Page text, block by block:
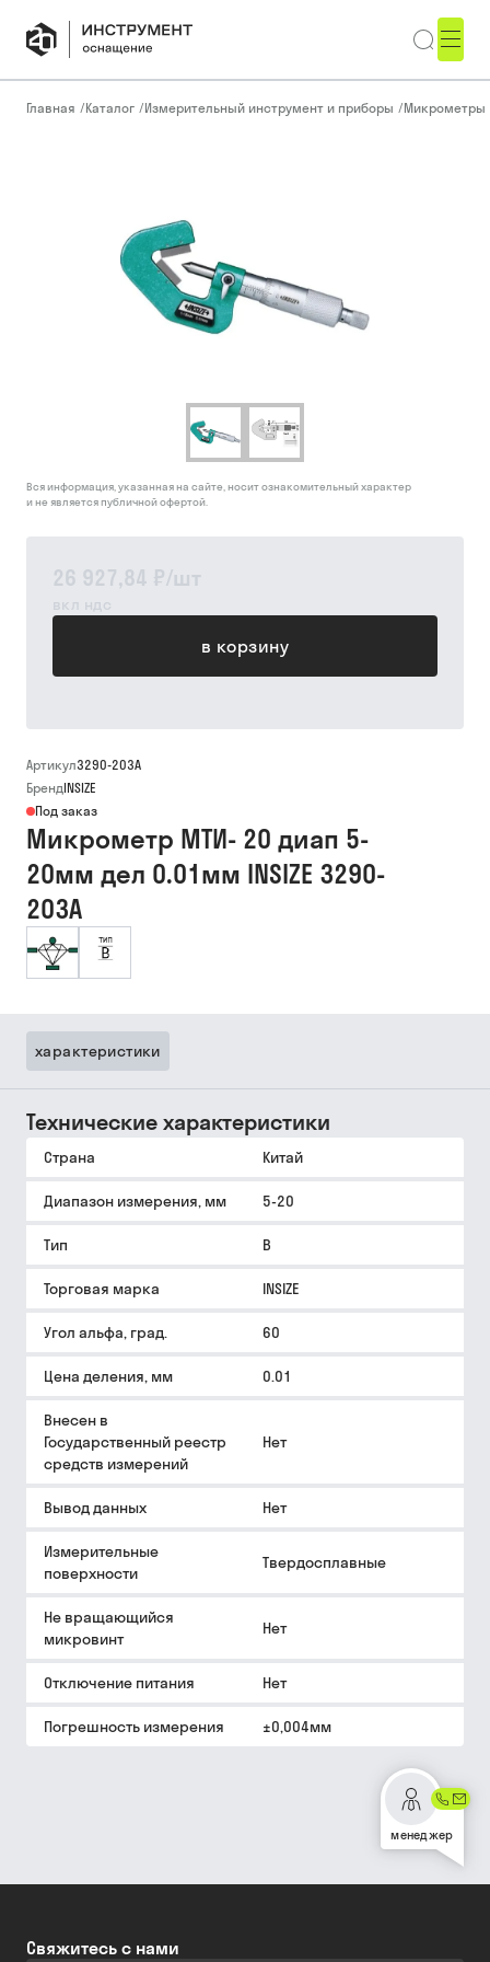
Главная /Каталог /Измерительный инструмент и приборы /Микрометры
26 927,84 ₽/шт
вкл ндс
в корзину
Вся информация, указанная на сайте, носит ознакомительный характер
и не является публичной офертой.
Артикул3290-203A
БрендINSIZE
Под заказ
Микрометр МТИ- 20 диап 5-
20мм дел 0.01мм INSIZE 3290-
203A
характеристики
Технические характеристики
Страна Китай
Диапазон измерения, мм 5-20
Тип B
Торговая марка INSIZE
Угол альфа, град. 60
Цена деления, мм 0.01
Внесен в
Государственный реестр
средств измерений
Нет
Вывод данных Нет
Измерительные
поверхности
Твердосплавные
Не вращающийся
микровинт
Нет
Отключение питания Нет
Погрешность измерения ±0,004мм
менеджер
Свяжитесь с нами